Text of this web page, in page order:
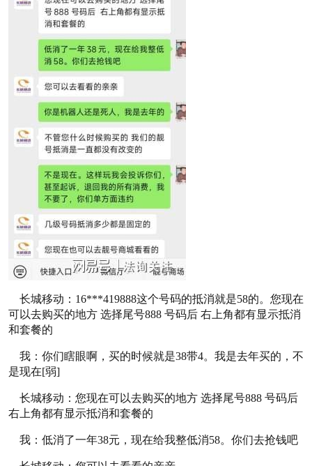
长城移动：16***419888这个号码的抵消就是58的。您现在
可以去购买的地方 选择尾号888 号码后 右上角都有显示抵消
和套餐的
我：你们瞎眼啊，买的时候就是38带4。我是去年买的，不
是现在[弱]
长城移动：您现在可以去购买的地方 选择尾号888 号码后
右上角都有显示抵消和套餐的
我：低消了一年38元，现在给我整低消58。你们去抢钱吧